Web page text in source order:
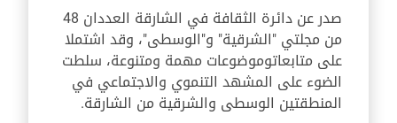
صدر عن دائرة الثقافة في الشارقة العددان 48
من مجلتي "الشرقية" و"الوسطى"، وقد اشتملا
على متابعاتوموضوعات مهمة ومتنوعة، سلطت
الضوء على المشهد التنموي والاجتماعي في
المنطقتين الوسطى والشرقية من الشارقة.